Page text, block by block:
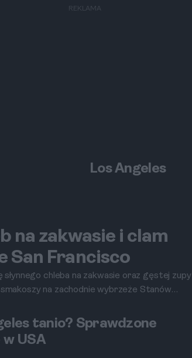
REKLAMA
Los Angeles
na zakwasie i clam
San Francisco
chleba na zakwasie oraz gęstej zupy
na zachodnie wybrzeże Stanów
tanio? Sprawdzone
USA